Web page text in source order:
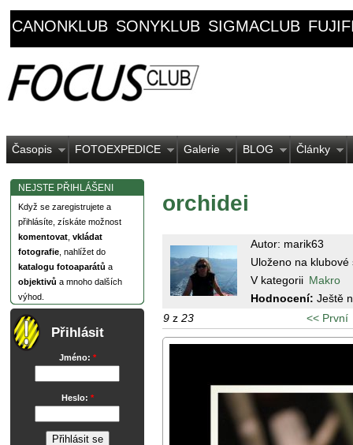
CANONKLUB SONYKLUB SIGMACLUB
Časopis FOTOEXPEDICE Galerie BLOG Články
NEJSTE PŘIHLÁŠENI
Když se zaregistrujete a
přihlásíte, získáte možnost
komentovat vkládat
fotografie , nahlížet do
katalogu fotoaparátů a
objektivů a mnoho dalších
výhod.
Přihlásit
Jméno: *
Heslo: *
orchidei
Autor: marik63
Uloženo na klubové
V kategorii Makro
Hodnocení: Ještě
9 z 23 << První